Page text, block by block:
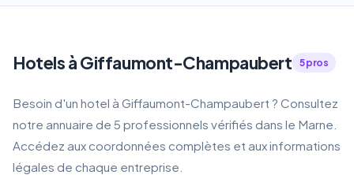
Hotels à Giffaumont-Champaubert 5 pros
Besoin d'un hotel à Giffaumont-Champaubert ? Consultez
notre annuaire de 5 professionnels vérifiés dans le Marne.
Accédez aux coordonnées complètes et aux informations
légales de chaque entreprise.